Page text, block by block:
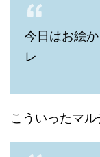
今日はお絵
レ
こういったマル